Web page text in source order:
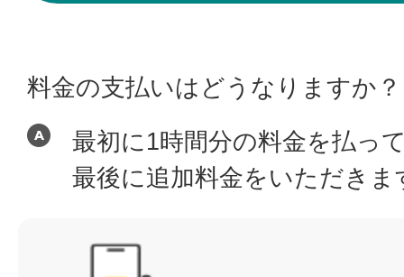
料金の支払いはどうなりますか？
最初に1時間分の料金を払っ
最後に追加料金をいただきま